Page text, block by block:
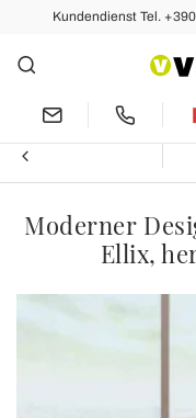
Kundendienst Tel.
Moderner
Ellix,